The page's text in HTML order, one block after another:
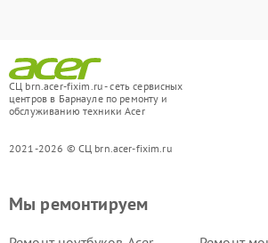
СЦ brn.acer-fixim.ru - сеть сервисных
центров в Барнауле по ремонту и
обслуживанию техники Acer
2021-2026 © СЦ brn.acer-fixim.ru
Мы ремонтируем